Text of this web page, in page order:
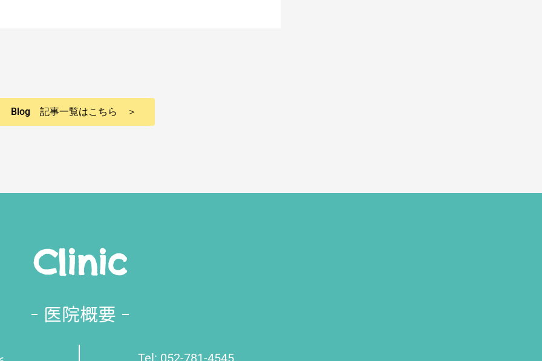
Blog 記事一覧はこちら ＞
Clinic
医院概要
Tel: 052-781-4545